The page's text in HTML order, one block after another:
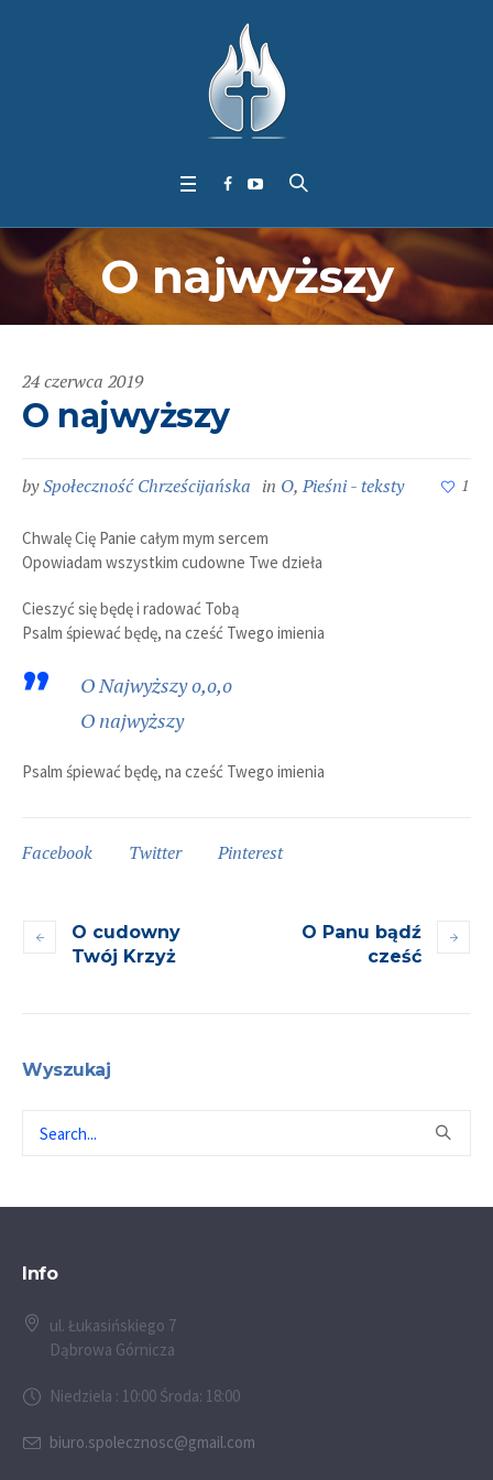
O najwyższy
24 czerwca 2019
O najwyższy
bySpołeczność Chrześcijańska in O,Pieśni - teksty 1
Chwalę Cię Panie całym mym sercem
Opowiadam wszystkim cudowne Twe dzieła
Cieszyć się będę i radować Tobą
Psalm śpiewać będę, na cześć Twego imienia
O Najwyższy o,o,o
O najwyższy
Psalm śpiewać będę, na cześć Twego imienia
Facebook Twitter Pinterest
O cudowny
Twój Krzyż
O Panu bądź
cześć
Wyszukaj
Info
ul. Łukasińskiego 7
Dąbrowa Górnicza
Niedziela : 10:00 Środa: 18:00
biuro.spolecznosc@gmail.com